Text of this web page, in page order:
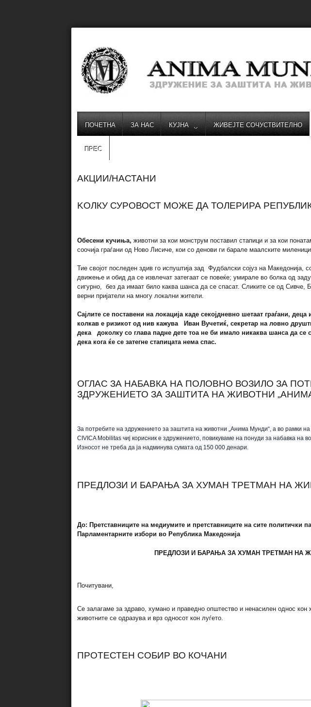
ПОЧЕТНА ЗА НАС КУЈНА ЖИВЕЈТЕ СОЧУСТВИТЕЛНО
ПРЕС
АКЦИИ/НАСТАНИ
KОЛКУ СУРОВОСТ МОЖЕ ДА ТОЛЕРИРА
Обесени кучиња, животни за кои монструм поставил стапици и за кои
соочија граѓани од Ново Лисиче, кои со денови ги барале маалските
Тие својот последен здив го испуштија зад Фудбалски сојуз на Македонија,
движење и обид да се извлечат затегаат се повеќе; умирале во болка од
сигурно, без да имаат било каква шанса да се спасат. Сликите се од
верни пријатели на многу локални жители.
Сајлите се поставени на локација каде секојдневно шетаат граѓани,
колкав е ризикот од нив кажува Иван Вучетиќ, секретар на ловно
дека доколку со глава падне дете тоа не би имало никаква шанса да се
дека кога ќе се затегне стапицата нема спас.
ОГЛАС ЗА НАБАВКА НА ПОЛОВНО ВОЗИЛО ЗА
ЗДРУЖЕНИЕТО ЗА ЗАШТИТА НА ЖИВОТНИ
За потребите на здружението за заштита на животни „Анима Мунди“, а во рамки
CIVI CA Mobilitas чиј корисник е здружението, повикуваме на понуди за набавка на
Износот не треба да ја надминува сумата од 150 000 денари.
ПРЕДЛОЗИ И БАРАЊА ЗА ХУМАН ТРЕТМАН НА
До: Претставниците на медиумите и претставниците на сите политички
Парламентарните избори во Република Македонија
ПРЕДЛОЗИ И БАРАЊА ЗА ХУМАН ТРЕТМАН НА
Почитувани,
Се залагаме за здраво, хумано и праведно општество и ненасилен однос кон
животните се одразува и врз односот кон луѓето.
ПРОТЕСТЕН СОБИР ВО КОЧАНИ